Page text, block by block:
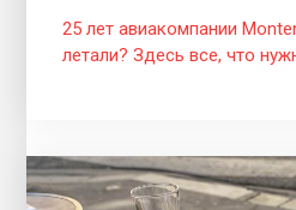
25 лет авиакомпании
летали? Здесь все, что